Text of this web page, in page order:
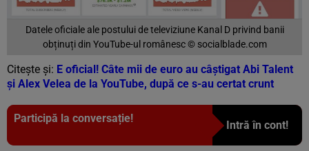
Datele oficiale ale postului de televiziune Kanal D privind banii
obținuți din YouTube-ul românesc © socialblade.com
Citește și: E oficial! Câte mii de euro au câștigat Abi Talent
și Alex Velea de la YouTube, după ce s-au certat crunt
Participă la conversație!
Intră în cont!